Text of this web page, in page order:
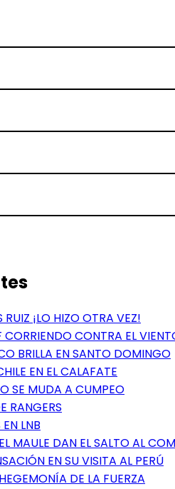
RUIZ ¡LO HIZO OTRA VEZ!
CONTRA EL
BRILLA EN SANTO DOMINGO
EN EL CALAFATE
SE MUDA A CUMPEO
RANGERS
LNB
MAULE DAN EL SALTO AL
EN SU VISITA AL PERÚ
DE LA FUERZA